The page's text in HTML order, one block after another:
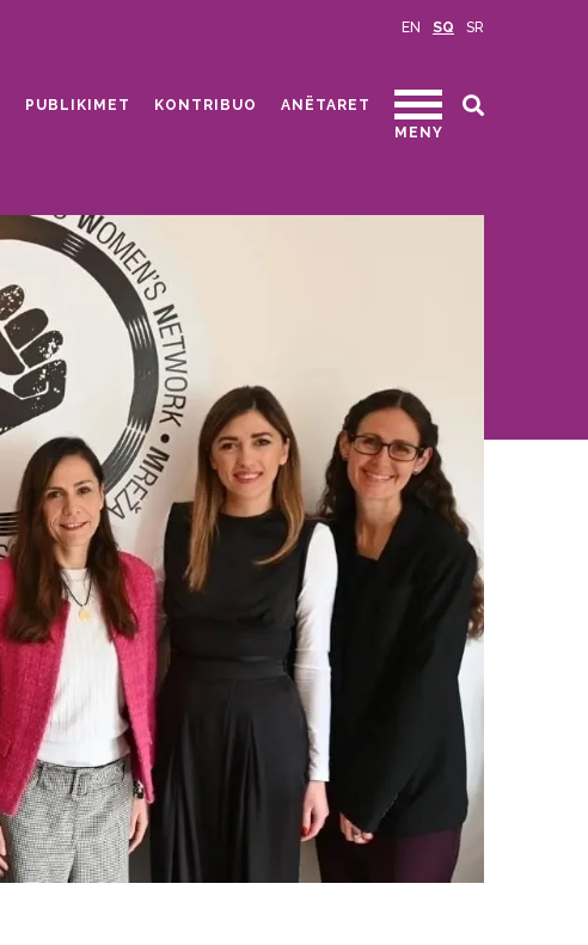
EN SQ SR
PUBLIKIMET KONTRIBUO
ANËTARET
MENY